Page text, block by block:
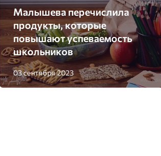
Малышева перечислила
продукты, которые
повышают успеваемость
школьников
03 сентября 2023